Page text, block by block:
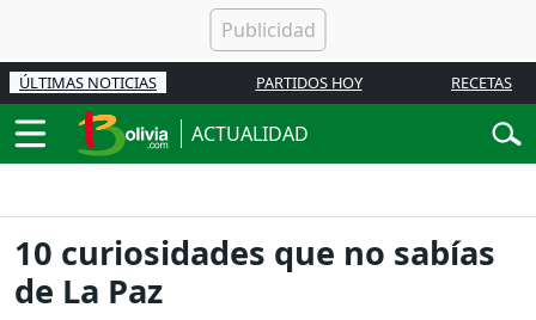
ÚLTIMAS NOTICIAS PARTIDOS HOY RECETAS
ACTUALIDAD
10 curiosidades que no sabías
de La Paz